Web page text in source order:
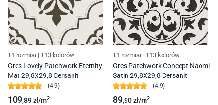
+1 rozmiar | +13 kolorów
Gres Lovely Patchwork Eternity
Mat 29,8X29,8 Cersanit
(4.9)
109,89zł/m2
+1 rozmiar | +13 kolorów
Gres Patchwork Concept Naomi
Satin 29,8X29,8 Cersanit
(4.9)
89,90zł/m2